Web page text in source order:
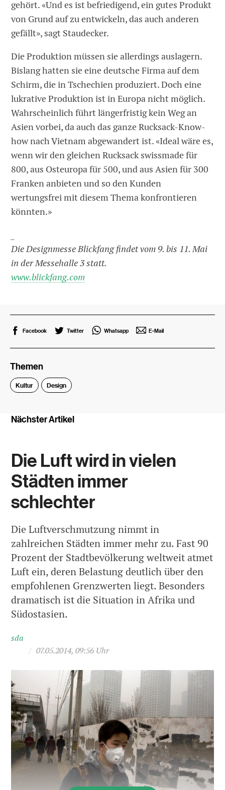
gehört. «Und es ist befriedigend, ein gutes Produkt
von Grund auf zu entwickeln, das auch anderen
gefällt», sagt Staudecker.
Die Produktion müssen sie allerdings auslagern.
Bislang hatten sie eine deutsche Firma auf dem
Schirm, die in Tschechien produziert. Doch eine
lukrative Produktion ist in Europa nicht möglich.
Wahrscheinlich führt längerfristig kein Weg an
Asien vorbei, da auch das ganze Rucksack-Know-
how nach Vietnam abgewandert ist. «Ideal wäre es,
wenn wir den gleichen Rucksack swissmade für
800, aus Osteuropa für 500, und aus Asien für 300
Franken anbieten und so den Kunden
wertungsfrei mit diesem Thema konfrontieren
könnten.»
Die Designmesse Blickfang findet vom 9. bis 11. Mai
in der Messehalle 3 statt.
www.blickfang.com
Facebook Twitter Whatsapp E-Mail
Themen
Kultur Design
Nächster Artikel
Die Luft wird in vielen
Städten immer
schlechter
Die Luftverschmutzung nimmt in
zahlreichen Städten immer mehr zu. Fast 90
Prozent der Stadtbevölkerung weltweit atmet
Luft ein, deren Belastung deutlich über den
empfohlenen Grenzwerten liegt. Besonders
dramatisch ist die Situation in Afrika und
Südostasien.
sda
/ 07.05.2014, 09:56 Uhr